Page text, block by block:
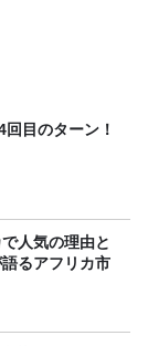
目のターン！
人気の理由と
るアフリカ市